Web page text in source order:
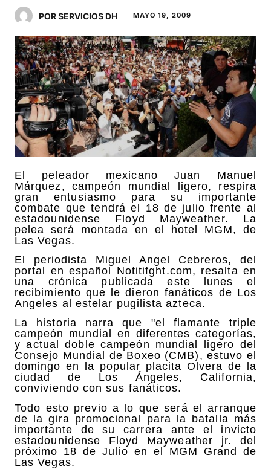
POR SERVICIOS DH MAYO 19, 2009
El peleador mexicano Juan Manuel
Márquez, campeón mundial ligero, respira
gran entusiasmo para su importante
combate que tendrá el 18 de julio frente al
estadounidense Floyd Mayweather. La
pelea será montada en el hotel MGM, de
Las Vegas.
El periodista Miguel Angel Cebreros, del
portal en español Notitifght.com, resalta en
una crónica publicada este lunes el
recibimiento que le dieron fanáticos de Los
Angeles al estelar pugilista azteca.
La historia narra que "el flamante triple
campeón mundial en diferentes categorías,
y actual doble campeón mundial ligero del
Consejo Mundial de Boxeo (CMB), estuvo el
domingo en la popular placita Olvera de la
ciudad de Los Ángeles, California,
conviviendo con sus fanáticos.
Todo esto previo a lo que será el arranque
de la gira promocional para la batalla más
importante de su carrera ante el invicto
estadounidense Floyd Mayweather jr. del
próximo 18 de Julio en el MGM Grand de
Las Vegas.